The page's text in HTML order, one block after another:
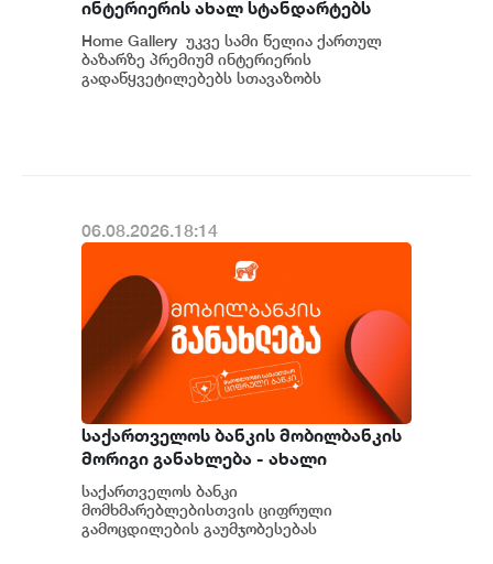
ინტერიერის ახალ სტანდარტებს
საქართველოში
Home Gallery უკვე სამი წელია ქართულ
ბაზარზე პრემიუმ ინტერიერის
გადაწყვეტილებებს სთავაზობს
06.08.2026.18:14
საქართველოს ბანკის მობილბანკის
მორიგი განახლება - ახალი
შესაძლებლობები
მომხმარებლებისთვის
საქართველოს ბანკი
მომხმარებლებისთვის ციფრული
გამოცდილების გაუმჯობესებას